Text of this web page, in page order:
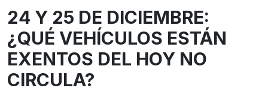
24 Y 25 DE DICIEMBRE:
¿QUÉ VEHÍCULOS ESTÁN
EXENTOS DEL HOY NO
CIRCULA?